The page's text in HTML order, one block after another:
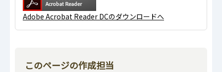
Adobe Acrobat Reader DCのダウンロードへ
このページの作成担当